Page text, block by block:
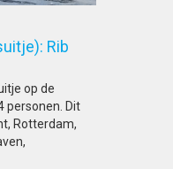
Rib
op de
personen. Dit
Rotterdam,